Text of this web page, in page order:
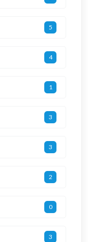
5
4
1
3
3
2
0
3